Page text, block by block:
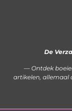
De
— Ontdek
artikelen, allemaal